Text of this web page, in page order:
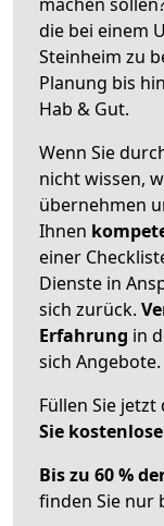
die bei einem
Steinheim zu
Planung bis
Hab & Gut.
Wenn Sie
nicht wissen,
übernehmen
Ihnen
einer
Dienste in
sich zurück.
Erfahrung in
sich Angebote.
Füllen Sie
Sie
Bis zu 60 %
finden Sie nur